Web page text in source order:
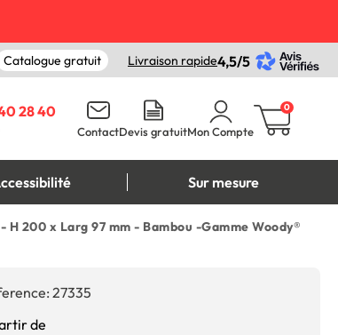
Catalogue gratuit Livraison rapide4,5/5
28 40
ContactDevis gratuitMon Compte
0
Sur mesure
200 x Larg 97 mm - Bambou -Gamme Woody®
27335
de